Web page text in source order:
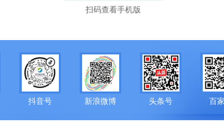
扫码查看手机版
抖音号 新浪微博 头条号 百